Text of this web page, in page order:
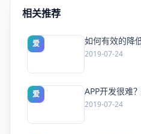
相关推荐
爱 如何有效的降
2019-07-24
爱 APP开发很难
2019-07-24